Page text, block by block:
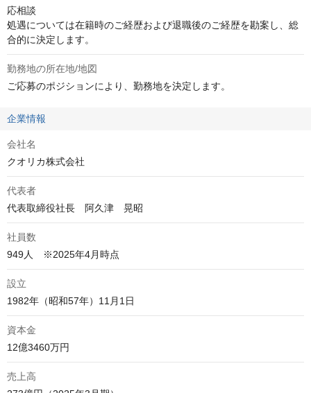
応相談
処遇については在籍時のご経歴および退職後のご経歴を勘案し、総
合的に決定します。
勤務地の所在地/地図
ご応募のポジションにより、勤務地を決定します。
企業情報
会社名
クオリカ株式会社
代表者
代表取締役社長　阿久津　晃昭
社員数
949人　※2025年4月時点
設立
1982年（昭和57年）11月1日
資本金
12億3460万円
売上高